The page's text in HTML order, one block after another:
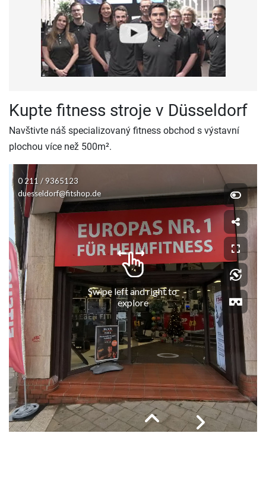
Kupte fitness stroje v Düsseldorf
Navštivte náš specializovaný fitness obchod s výstavní
plochou více než 500m².